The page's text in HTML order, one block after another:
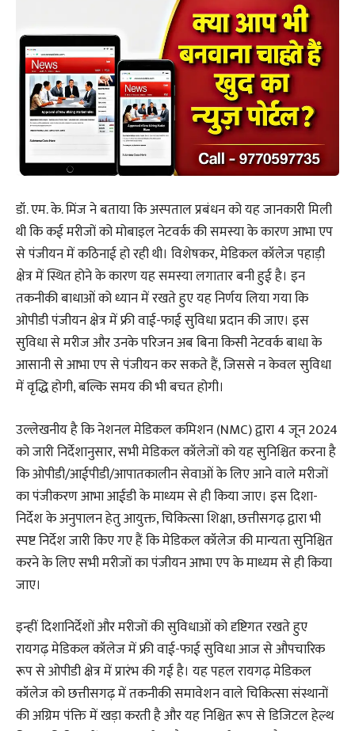
डॉ. एम. के. मिंज ने बताया कि अस्पताल प्रबंधन को यह जानकारी मिली
थी कि कई मरीजों को मोबाइल नेटवर्क की समस्या के कारण आभा एप
से पंजीयन में कठिनाई हो रही थी। विशेषकर, मेडिकल कॉलेज पहाड़ी
क्षेत्र में स्थित होने के कारण यह समस्या लगातार बनी हुई है। इन
तकनीकी बाधाओं को ध्यान में रखते हुए यह निर्णय लिया गया कि
ओपीडी पंजीयन क्षेत्र में फ्री वाई-फाई सुविधा प्रदान की जाए। इस
सुविधा से मरीज और उनके परिजन अब बिना किसी नेटवर्क बाधा के
आसानी से आभा एप से पंजीयन कर सकते हैं, जिससे न केवल सुविधा
में वृद्धि होगी, बल्कि समय की भी बचत होगी।
उल्लेखनीय है कि नेशनल मेडिकल कमिशन (NMC) द्वारा 4 जून 2024
को जारी निर्देशानुसार, सभी मेडिकल कॉलेजों को यह सुनिश्चित करना है
कि ओपीडी/आईपीडी/आपातकालीन सेवाओं के लिए आने वाले मरीजों
का पंजीकरण आभा आईडी के माध्यम से ही किया जाए। इस दिशा-
निर्देश के अनुपालन हेतु आयुक्त, चिकित्सा शिक्षा, छत्तीसगढ़ द्वारा भी
स्पष्ट निर्देश जारी किए गए हैं कि मेडिकल कॉलेज की मान्यता सुनिश्चित
करने के लिए सभी मरीजों का पंजीयन आभा एप के माध्यम से ही किया
जाए।
इन्हीं दिशानिर्देशों और मरीजों की सुविधाओं को दृष्टिगत रखते हुए
रायगढ़ मेडिकल कॉलेज में फ्री वाई-फाई सुविधा आज से औपचारिक
रूप से ओपीडी क्षेत्र में प्रारंभ की गई है। यह पहल रायगढ़ मेडिकल
कॉलेज को छत्तीसगढ़ में तकनीकी समावेशन वाले चिकित्सा संस्थानों
की अग्रिम पंक्ति में खड़ा करती है और यह निश्चित रूप से डिजिटल हेल्थ